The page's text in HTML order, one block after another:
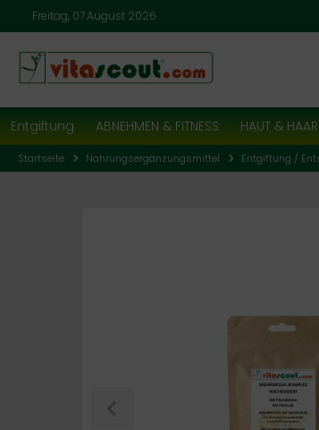
Freitag, 07.August 2026
Entgiftung ABNEHMEN & FITNESS HAUT &
Startseite Nahrungsergänzungsmittel Entgiftung /